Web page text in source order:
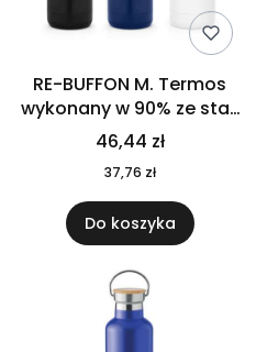
RE-BUFFON M. Termos
wykonany w 90% ze stali
nierdzewnej
pochodzącej z
recyklingu 520 ml 94294
46,44 zł
37,76 zł
Do koszyka